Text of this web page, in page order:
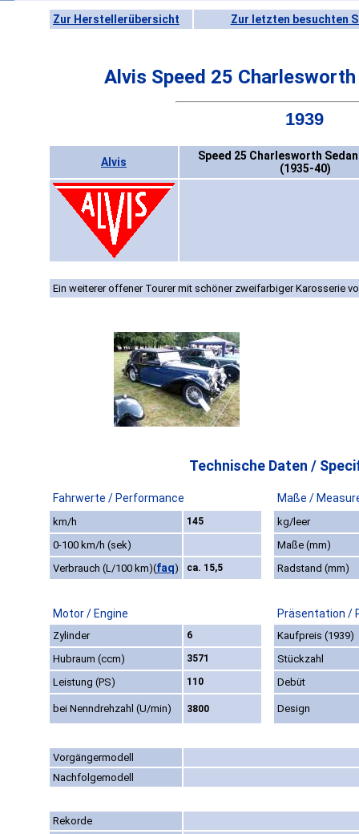
Zur Herstellerübersicht Zur letzten besuchten
Alvis Speed 25
1939
Alvis
Speed 25 Charlesworth
(1935-40)
Ein weiterer offener Tourer mit schöner zweifarbiger Karosserie
Technische Daten /
Fahrwerte / Performance Maße /
km/h 145
kg/leer
0-100 km/h (sek)
Maße (mm)
Verbrauch (L/100 km)(faq) ca. 15,5 Radstand (mm)
Motor / Engine Präsentation /
Zylinder 6
Kaufpreis (1939)
Hubraum (ccm)
3571
Stückzahl
Leistung (PS)
110 Debüt
bei Nenndrehzahl (U/min) 3800 Design
Vorgängermodell
Nachfolgemodell
Rekorde